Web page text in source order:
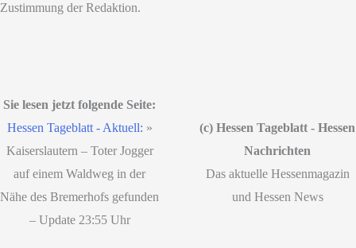
Zustimmung der Redaktion.
Sie lesen jetzt folgende Seite:
Hessen Tageblatt - Aktuell: »
Kaiserslautern – Toter Jogger
auf einem Waldweg in der
Nähe des Bremerhofs gefunden
– Update 23:55 Uhr
(c) Hessen Tageblatt - Hessen
Nachrichten
Das aktuelle Hessenmagazin
und Hessen News